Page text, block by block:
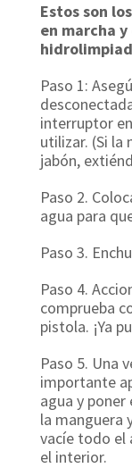
Estos son
en marcha
Paso 1:
interruptor
utilizar. (Si la
jabón,
Paso 2.
agua para
Paso 3.
Paso 4.
comprueba
pistola. ¡Ya
Paso 5. Una
importante
agua y poner
la manguera
vacíe todo el
el interior.